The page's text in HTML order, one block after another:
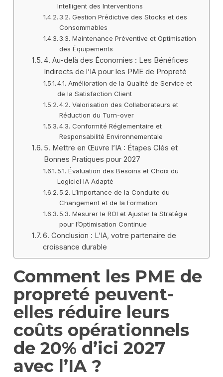
Intelligent des Interventions
3.2. Gestion Prédictive des Stocks et des
Consommables
3.3. Maintenance Préventive et Optimisation
des Équipements
4. Au-delà des Économies : Les Bénéfices
Indirects de l’IA pour les PME de Propreté
4.1. Amélioration de la Qualité de Service et
de la Satisfaction Client
4.2. Valorisation des Collaborateurs et
Réduction du Turn-over
4.3. Conformité Réglementaire et
Responsabilité Environnementale
5. Mettre en Œuvre l’IA : Étapes Clés et
Bonnes Pratiques pour 2027
5.1. Évaluation des Besoins et Choix du
Logiciel IA Adapté
5.2. L’Importance de la Conduite du
Changement et de la Formation
5.3. Mesurer le ROI et Ajuster la Stratégie
pour l’Optimisation Continue
6. Conclusion : L’IA, votre partenaire de
croissance durable
Comment les PME de
propreté peuvent-
elles réduire leurs
coûts opérationnels
de 20% d’ici 2027
avec l’IA ?